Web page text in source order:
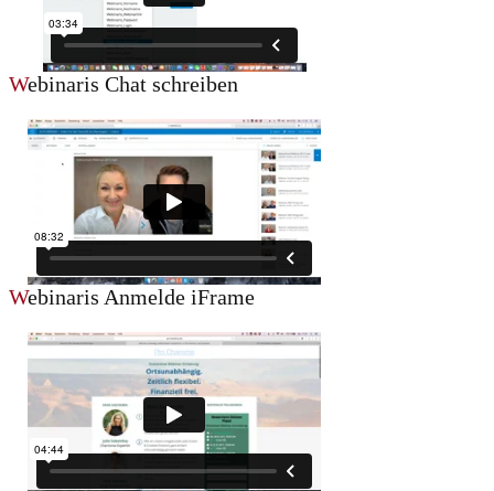
Webinaris Chat schreiben
Webinaris Anmelde iFrame